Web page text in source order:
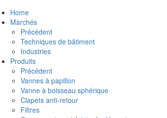
Aller
au
contenu
principal
Main
navigation
FR
Home
Marchés
Précédent
Techniques de bâtiment
Industries
Produits
Précédent
Vannes à papillon
Vanne à boisseau sphérique
Clapets anti-retour
Filtres